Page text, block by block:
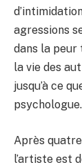
agressions
dans la peur
la vie des
jusqu’à ce
Après
l’artiste est